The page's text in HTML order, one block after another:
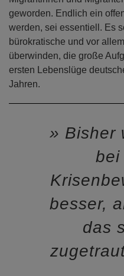
Fehler recht gut durch die
was Mainz, Rheinland-
Migrantinnen und
geworden. Endlich ein
werden, sei essentiell. Es
bürokratische und vor
ersten Lebenslüge
Bisher
besser,
das